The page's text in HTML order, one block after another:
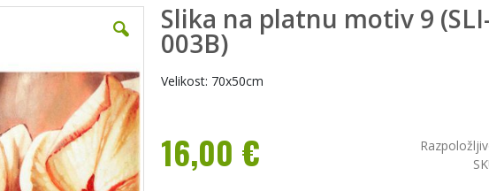
Preskoči
začetek
Slika na platnu motiv 9
003B)
Velikost: 70x50cm
16,00 €